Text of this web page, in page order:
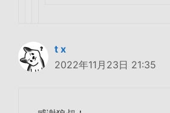
t x
2022年11月23日 21:35